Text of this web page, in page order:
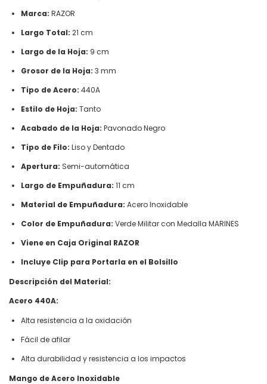
Marca: RAZOR
Largo Total: 21 cm
Largo de la Hoja: 9 cm
Grosor de la Hoja: 3 mm
Tipo de Acero: 440A
Estilo de Hoja: Tanto
Acabado de la Hoja: Pavonado Negro
Tipo de Filo: Liso y Dentado
Apertura: Semi-automática
Largo de Empuñadura: 11 cm
Material de Empuñadura: Acero Inoxidable
Color de Empuñadura: Verde Militar con Medalla MARINES
Viene en Caja Original RAZOR
Incluye Clip para Portarla en el Bolsillo
Descripción del Material:
Acero 440A:
Alta resistencia a la oxidación
Fácil de afilar
Alta durabilidad y resistencia a los impactos
Mango de Acero Inoxidable